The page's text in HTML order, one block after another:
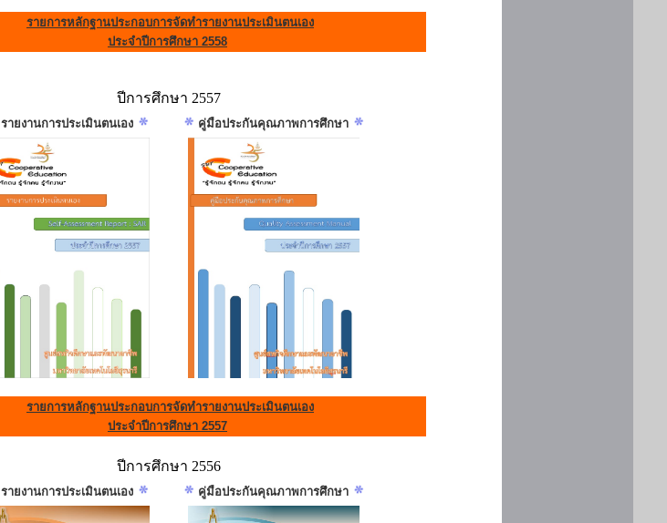
รายการหลักฐานประกอบการจัดทำรายงานประเมินตนเอง
ประจำปีการศึกษา 2558
ปีการศึกษา 2557
รายงานการประเมินตนเอง คู่มือประกันคุณภาพการศึกษา
รายการหลักฐานประกอบการจัดทำรายงานประเมินตนเอง
ประจำปีการศึกษา 2557
ปีการศึกษา 2556
รายงานการประเมินตนเอง คู่มือประกันคุณภาพการศึกษา